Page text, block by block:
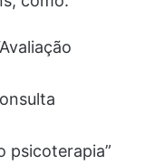
psicoterapia”